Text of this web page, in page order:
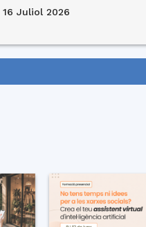
16 Juliol 2026